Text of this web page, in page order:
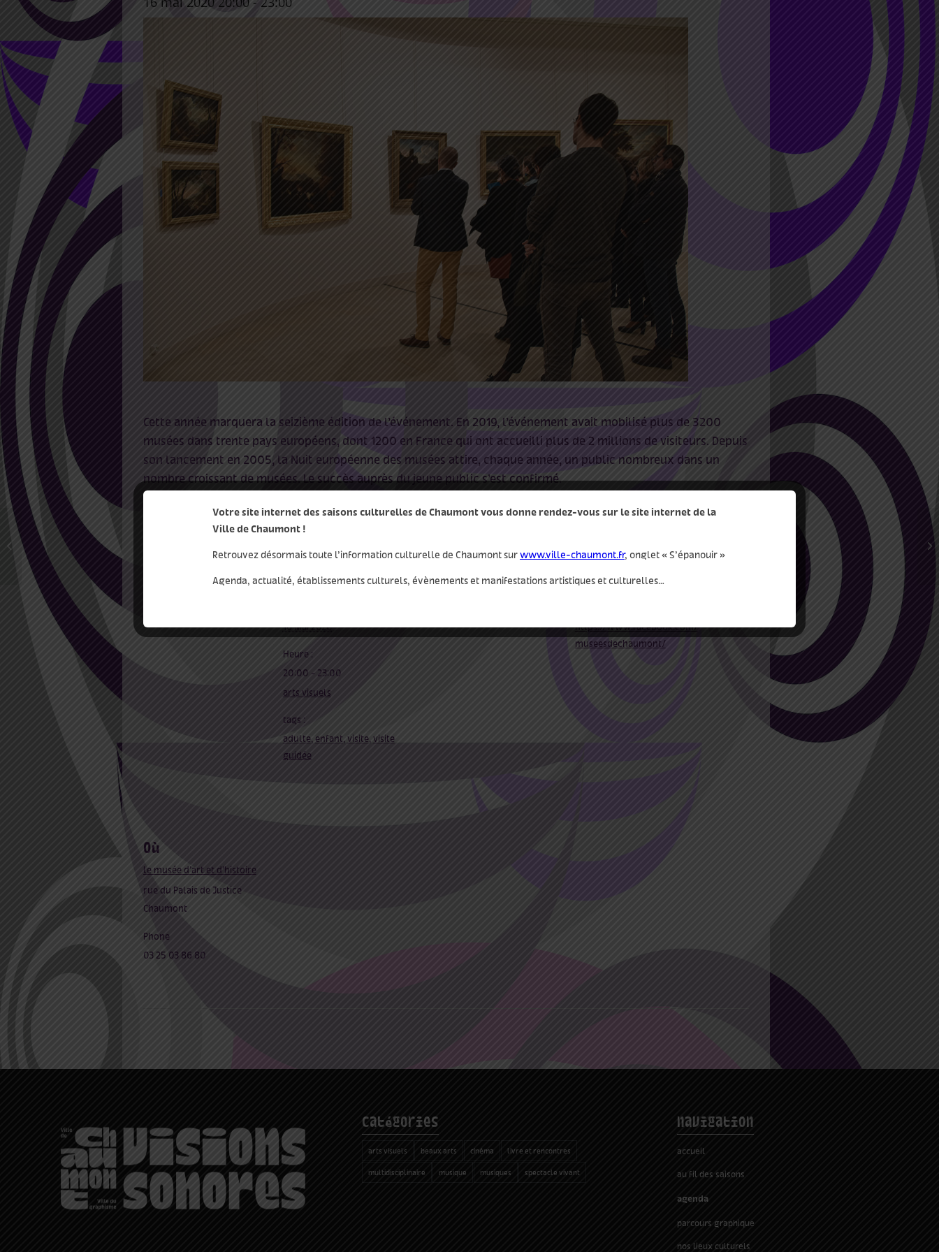
Cette année marquera la seizième édition de l’événement. En 2019, l’événement avait mobilisé plus de 3200
musées dans trente pays européens, dont 1200 en France qui ont accueilli plus de 2 millions de visiteurs. Depuis
son lancement en 2005, la Nuit européenne des musées attire, chaque année, un public nombreux dans un
nombre croissant de musées. Le succès auprès du jeune public s’est confirmé.
détails
16 Mai 2020
Heure :
20:00 - 23:00
arts visuels
tags :
adulte, enfant, visite, visite
guidée
qui autres
https://www.facebook.com/
museesdechaumont/
où
le musée d’art et d’histoire
rue du Palais de Justice
Chaumont
Phone
03 25 03 86 80
catégories
arts visuels beaux arts cinéma livre et rencontres
multidisciplinaire musique musiques spectacle vivant
navigation
accueil
au fil des saisons
agenda
parcours graphique
nos lieux culturels
De toutes façons …
Design graphique et
textile
Votre site internet des saisons culturelles de Chaumont vous donne rendez-vous sur le site internet de la
Ville de Chaumont !
Retrouvez désormais toute l’information culturelle de Chaumont surwww.ville-chaumont.fr, onglet « S’épanouir »
Agenda, actualité, établissements culturels, évènements et manifestations artistiques et culturelles…